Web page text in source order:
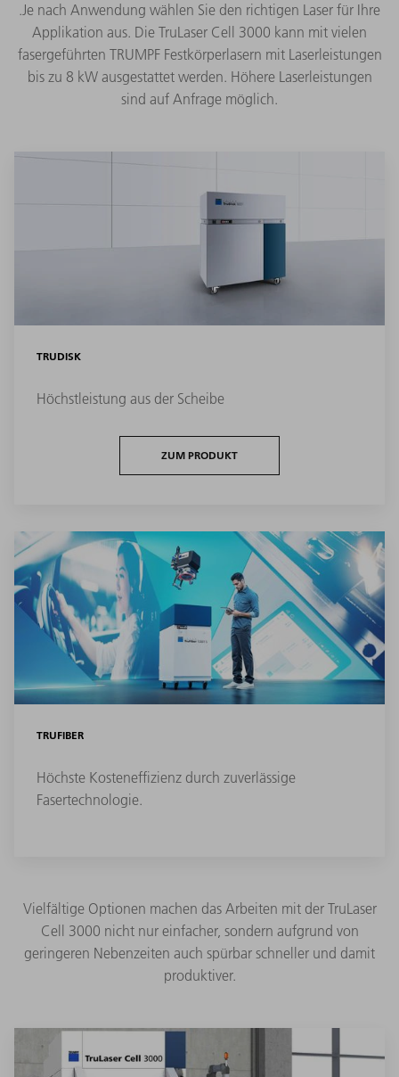
.Je nach Anwendung wählen Sie den richtigen Laser für Ihre
Applikation aus. Die TruLaser Cell 3000 kann mit vielen
fasergeführten TRUMPF Festkörperlasern mit Laserleistungen
bis zu 8 kW ausgestattet werden. Höhere Laserleistungen
sind auf Anfrage möglich.
TRUDISK
Höchstleistung aus der Scheibe
ZUM PRODUKT
TRUFIBER
Höchste Kosteneffizienz durch zuverlässige
Fasertechnologie.
Vielfältige Optionen machen das Arbeiten mit der TruLaser
Cell 3000 nicht nur einfacher, sondern aufgrund von
geringeren Nebenzeiten auch spürbar schneller und damit
produktiver.